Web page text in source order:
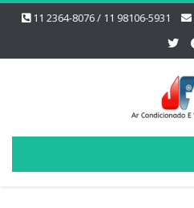
11 2364-8076 / 11 98106-5931